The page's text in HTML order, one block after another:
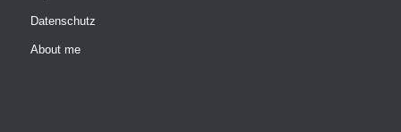
Datenschutz
About me